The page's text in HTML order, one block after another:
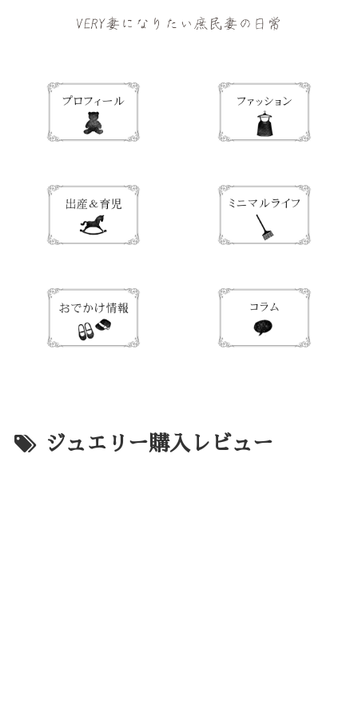
ジュエリー購入レビュー